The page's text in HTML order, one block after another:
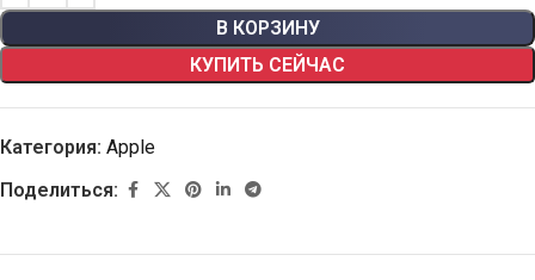
В КОРЗИНУ
КУПИТЬ СЕЙЧАС
Категория: Apple
Поделиться: